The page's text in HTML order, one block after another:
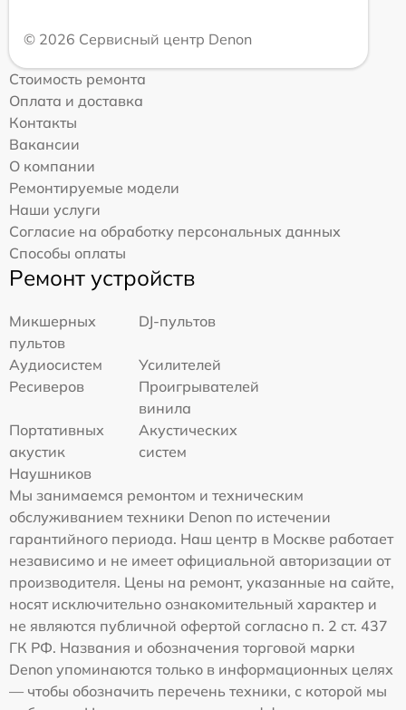
© 2026 Сервисный центр Denon
Стоимость ремонта
Оплата и доставка
Контакты
Вакансии
О компании
Ремонтируемые модели
Наши услуги
Согласие на обработку персональных данных
Способы оплаты
Ремонт устройств
Микшерных
пультов
DJ-пультов
Аудиосистем
Усилителей
Ресиверов
Проигрывателей
винила
Портативных
акустик
Акустических
систем
Наушников
Мы занимаемся ремонтом и техническим
обслуживанием техники Denon по истечении
гарантийного периода. Наш центр в Москве работает
независимо и не имеет официальной авторизации от
производителя. Цены на ремонт, указанные на сайте,
носят исключительно ознакомительный характер и
не являются публичной офертой согласно п. 2 ст. 437
ГК РФ. Названия и обозначения торговой марки
Denon упоминаются только в информационных целях
— чтобы обозначить перечень техники, с которой мы